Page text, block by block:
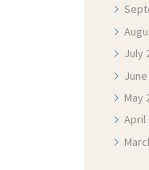
July
June
May
April